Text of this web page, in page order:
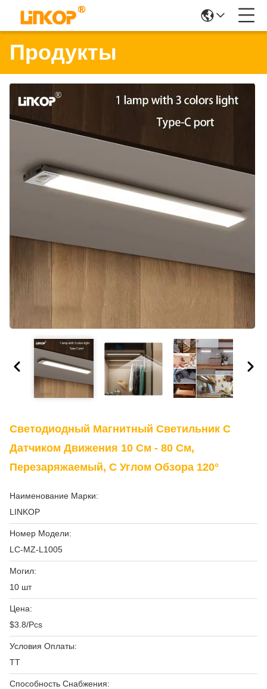
Продукты
Светодиодный Магнитный Светильник С
Датчиком Движения 10 См - 80 См,
Перезаряжаемый, С Углом Обзора 120°
Наименование Марки:
LINKOP
Номер Модели:
LC-MZ-L1005
Могил:
10 шт
Цена:
$3.8/Pcs
Условия Оплаты:
ТТ
Способность Снабжения: